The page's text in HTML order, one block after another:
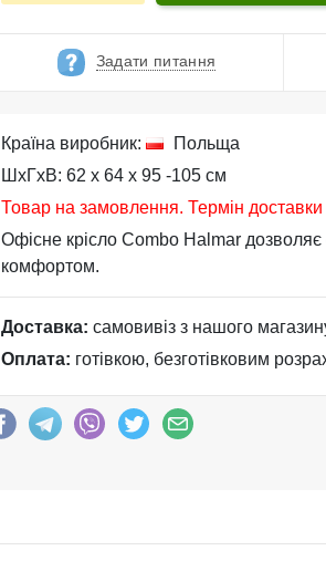
Задати питання
Країна виробник:
Польща
ШхГхВ: 62 x 64 x 95 -105 см
Товар на замовлення. Термін доставки
Офісне крісло Combo Halmar
комфортом.
Доставка: самовивіз з нашого
Оплата: готівкою, безготівковим